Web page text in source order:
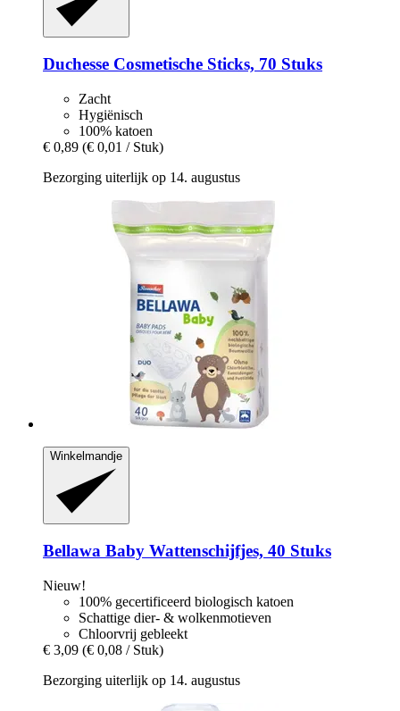
Duchesse Cosmetische Sticks, 70 Stuks
Zacht
Hygiënisch
100% katoen
€ 0,89 (€ 0,01 / Stuk)
Bezorging uiterlijk op 14. augustus
Winkelmandje
Bellawa Baby Wattenschijfjes, 40 Stuks
Nieuw!
100% gecertificeerd biologisch katoen
Schattige dier- & wolkenmotieven
Chloorvrij gebleekt
€ 3,09 (€ 0,08 / Stuk)
Bezorging uiterlijk op 14. augustus